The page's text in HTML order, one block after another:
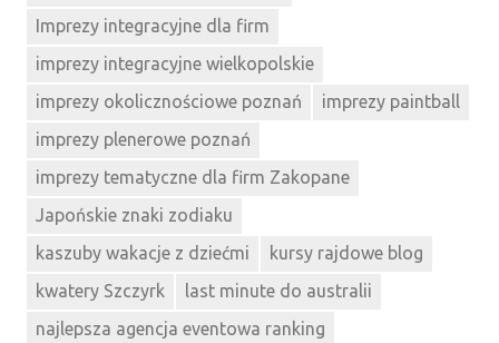
Imprezy integracyjne dla firm
imprezy integracyjne wielkopolskie
imprezy okolicznościowe poznań
imprezy paintball
imprezy plenerowe poznań
imprezy tematyczne dla firm Zakopane
Japońskie znaki zodiaku
kaszuby wakacje z dziećmi
kursy rajdowe blog
kwatery Szczyrk
last minute do australii
najlepsza agencja eventowa ranking